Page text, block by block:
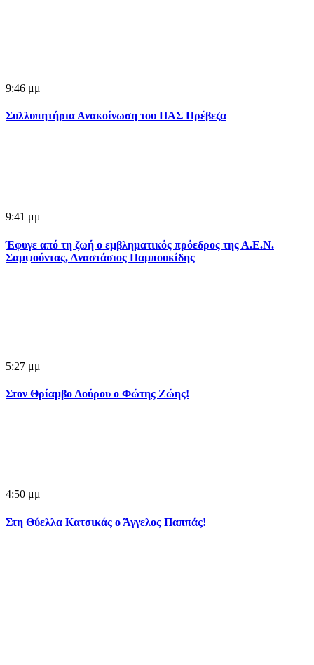
9:46 μμ
Συλλυπητήρια Ανακοίνωση του ΠΑΣ Πρέβεζα
9:41 μμ
Έφυγε από τη ζωή ο εμβληματικός πρόεδρος της Α.Ε.Ν.
Σαμψούντας, Αναστάσιος Παμπουκίδης
5:27 μμ
Στον Θρίαμβο Λούρου ο Φώτης Ζώης!
4:50 μμ
Στη Θύελλα Κατσικάς ο Άγγελος Παππάς!